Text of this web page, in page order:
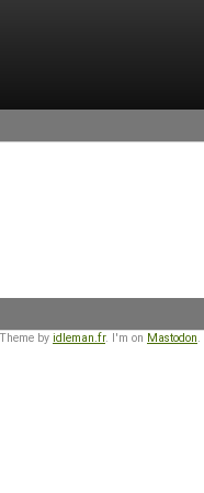
by idleman.fr. I'm on Mastodon.